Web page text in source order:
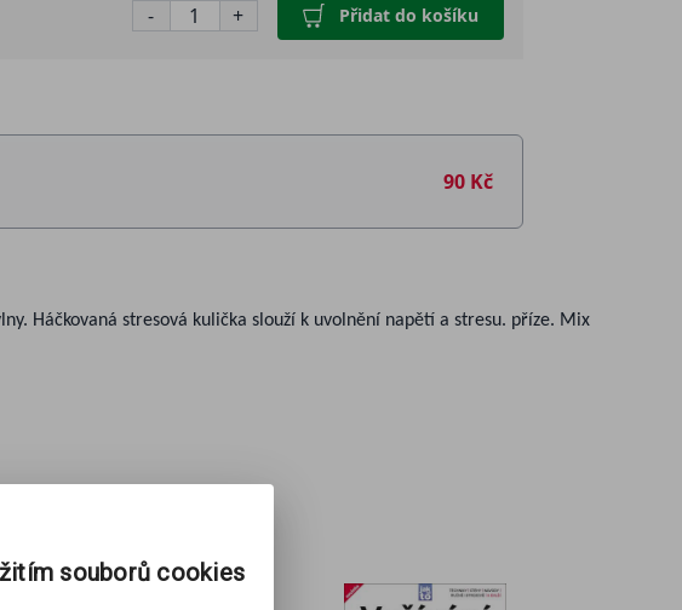
- + Přidat do košíku
90 Kč
Háčkovaná stresová kulička slouží k uvolnění napětí a stresu. příze. Mix
souborů cookies